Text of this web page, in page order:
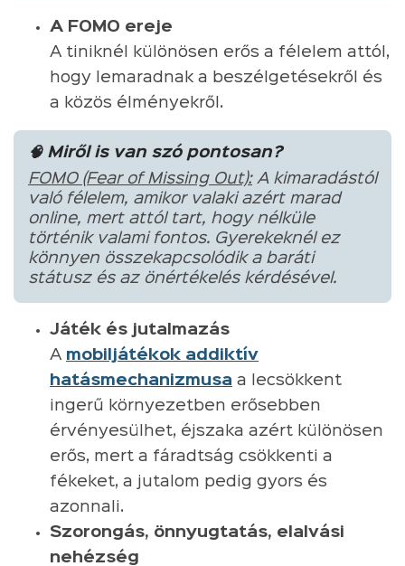
A FOMO ereje
A tiniknél különösen erős a félelem attól,
hogy lemaradnak a beszélgetésekről és
a közös élményekről.
🧠 Miről is van szó pontosan?
FOMO (Fear of Missing Out):A kimaradástól
való félelem, amikor valaki azért marad
online, mert attól tart, hogy nélküle
történik valami fontos. Gyerekeknél ez
könnyen összekapcsolódik a baráti
státusz és az önértékelés kérdésével.
Játék és jutalmazás
A mobiljátékok addiktív
hatásmechanizmusa a lecsökkent
ingerű környezetben erősebben
érvényesülhet, éjszaka azért különösen
erős, mert a fáradtság csökkenti a
fékeket, a jutalom pedig gyors és
azonnali.
Szorongás, önnyugtatás, elalvási
nehézség